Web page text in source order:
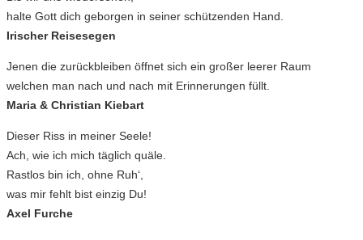
halte Gott dich geborgen in seiner schützenden Hand.
Irischer Reisesegen
Jenen die zurückbleiben öffnet sich ein großer leerer Raum
welchen man nach und nach mit Erinnerungen füllt.
Maria & Christian Kiebart
Dieser Riss in meiner Seele!
Ach, wie ich mich täglich quäle.
Rastlos bin ich, ohne Ruh‘,
was mir fehlt bist einzig Du!
Axel Furche